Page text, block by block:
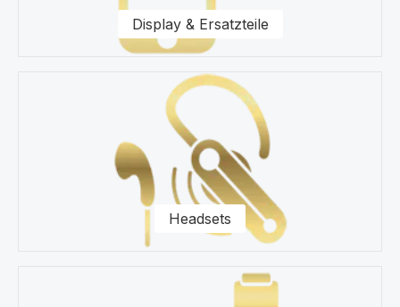
Galaxy A24 Smartphone zur Seite.
Display & Ersatzteile
Headsets